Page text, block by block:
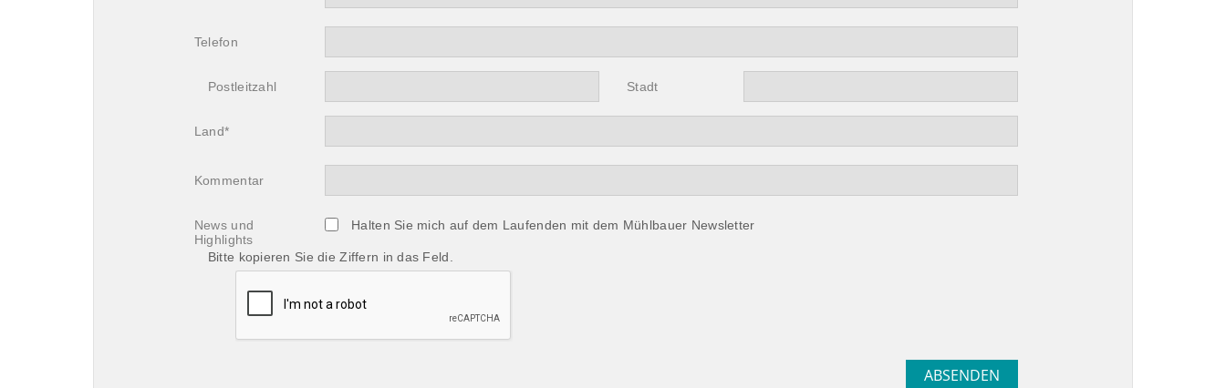
Telefon
Postleitzahl Stadt
Land*
Kommentar
News und
Highlights
Halten Sie mich auf dem Laufenden mit dem Mühlbauer Newsletter
Bitte kopieren Sie die Ziffern in das Feld.